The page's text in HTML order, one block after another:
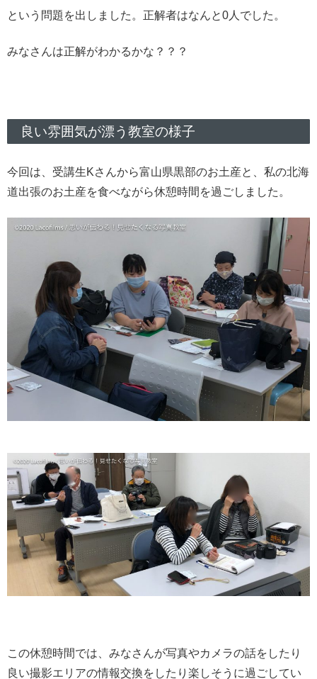
という問題を出しました。正解者はなんと0人でした。
みなさんは正解がわかるかな？？？
良い雰囲気が漂う教室の様子
今回は、受講生Kさんから富山県黒部のお土産と、私の北海
道出張のお土産を食べながら休憩時間を過ごしました。
この休憩時間では、みなさんが写真やカメラの話をしたり
良い撮影エリアの情報交換をしたり楽しそうに過ごしてい